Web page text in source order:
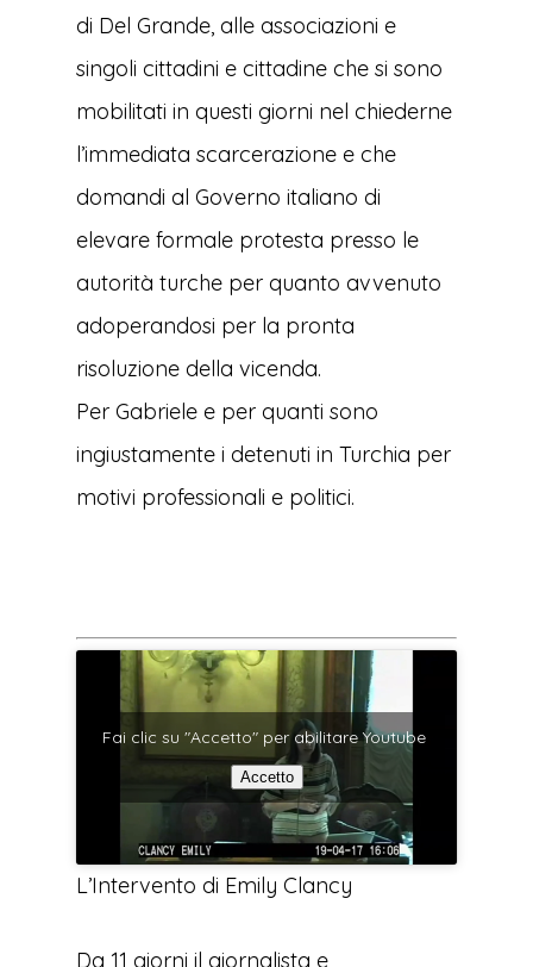
di Del Grande, alle associazioni e
singoli cittadini e cittadine che si sono
mobilitati in questi giorni nel chiederne
l’immediata scarcerazione e che
domandi al Governo italiano di
elevare formale protesta presso le
autorità turche per quanto avvenuto
adoperandosi per la pronta
risoluzione della vicenda.
Per Gabriele e per quanti sono
ingiustamente i detenuti in Turchia per
motivi professionali e politici.
Fai clic su "Accetto" per abilitare Youtube
Accetto
L’Intervento di Emily Clancy
Da 11 giorni il giornalista e